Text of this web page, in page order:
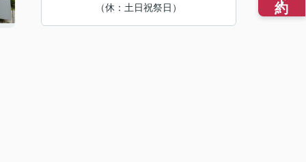
（休：土日祝祭日）